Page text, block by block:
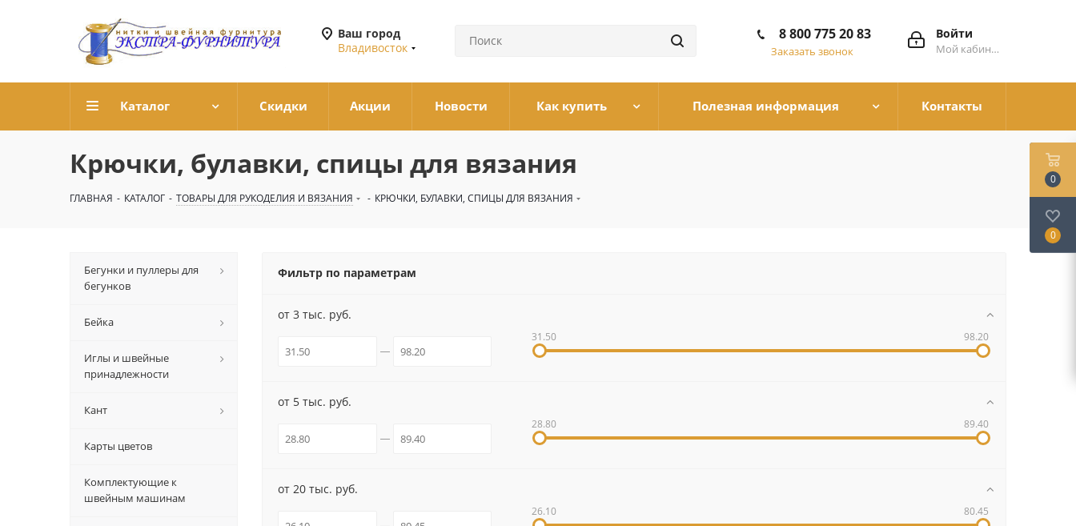
Ваш город
Владивосток
Войти
Мой кабинет
8 800 775 20 83
Заказать звонок
Каталог Скидки Акции Новости Как купить Полезная информация Контакты
Крючки, булавки, спицы для вязания
ГЛАВНАЯ - КАТАЛОГ - ТОВАРЫ ДЛЯ РУКОДЕЛИЯ И ВЯЗАНИЯ - КРЮЧКИ, БУЛАВКИ, СПИЦЫ ДЛЯ ВЯЗАНИЯ
Фильтр по параметрам
от 3 тыс. руб.
31.50 98.20
от 5 тыс. руб.
28.80 89.40
от 20 тыс. руб.
26.10 80.45
Бегунки и пуллеры для
бегунков
Бейка
Иглы и швейные
принадлежности
Кант
Карты цветов
Комплектующие к
швейным машинам
0
0